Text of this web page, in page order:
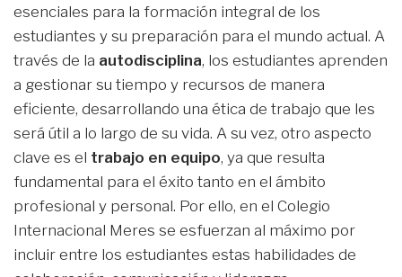
esenciales para la formación integral de los
estudiantes y su preparación para el mundo actual. A
través de la autodisciplina, los estudiantes aprenden
a gestionar su tiempo y recursos de manera
eficiente, desarrollando una ética de trabajo que les
será útil a lo largo de su vida. A su vez, otro aspecto
clave es el trabajo en equipo, ya que resulta
fundamental para el éxito tanto en el ámbito
profesional y personal. Por ello, en el Colegio
Internacional Meres se esfuerzan al máximo por
incluir entre los estudiantes estas habilidades de